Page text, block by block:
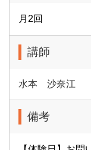
月2回
講師
水本 沙奈江
備考